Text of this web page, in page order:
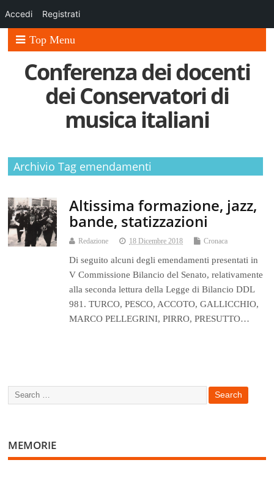
Top Menu
Conferenza dei docenti
dei Conservatori di
musica italiani
Archivio Tag emendamenti
Altissima formazione, jazz,
bande, statizzazioni
Redazione 18 Dicembre 2018 Cronaca
Di seguito alcuni degli emendamenti presentati in
V Commissione Bilancio del Senato, relativamente
alla seconda lettura della Legge di Bilancio DDL
981. TURCO, PESCO, ACCOTO, GALLICCHIO,
MARCO PELLEGRINI, PIRRO, PRESUTTO…
MEMORIE
Accedi Registrati